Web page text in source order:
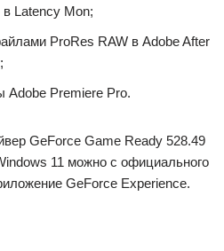
Latency Mon;
ProRes RAW в Adobe After
Adobe Premiere Pro.
GeForce Game Ready 528.49
11 можно с официального
GeForce Experience.